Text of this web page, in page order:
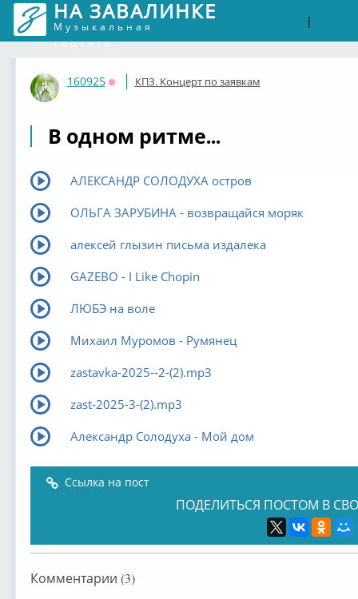
НА ЗАВАЛИНКЕ
Музыкальная
соцсеть
|
160925
Оффлайн
КПЗ. Концерт по заявкам
В одном ритме...
АЛЕКСАНДР СОЛОДУХА остров
ОЛЬГА ЗАРУБИНА - возвращайся моряк
алексей глызин письма издалека
GAZEBO - I Like Chopin
ЛЮБЭ на воле
Михаил Муромов - Румянец
zastavka-2025--2-(2).mp3
zast-2025-3-(2).mp3
Александр Солодуха - Мой дом
Ссылка на пост
ПОДЕЛИТЬСЯ ПОСТОМ В
Комментарии (3)